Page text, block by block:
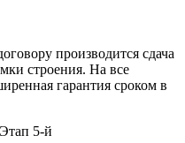
производится сдача
строения. На все
гарантия сроком в
Этап 5-й